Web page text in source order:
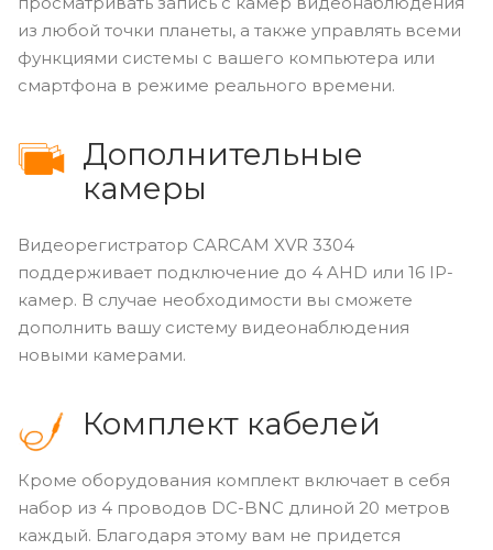
из любой точки планеты, а также управлять всеми
функциями системы с вашего компьютера или
смартфона в режиме реального времени.
Дополнительные
камеры
Видеорегистратор CARCAM XVR 3304
поддерживает подключение до 4 AHD или 16 IP-
камер. В случае необходимости вы сможете
дополнить вашу систему видеонаблюдения
новыми камерами.
Комплект кабелей
Кроме оборудования комплект включает в себя
набор из 4 проводов DC-BNC длиной 20 метров
каждый. Благодаря этому вам не придется